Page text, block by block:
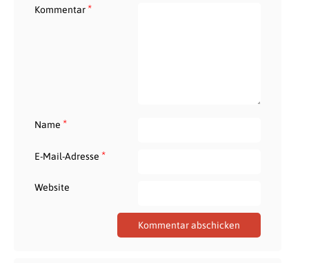
Kommentar*
Name *
E-Mail-Adresse *
Website